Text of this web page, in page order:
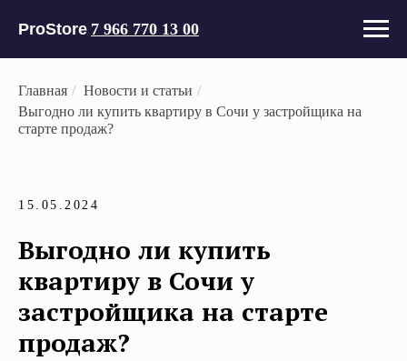
ProStore 7 966 770 13 00
Главная / Новости и статьи /
Выгодно ли купить квартиру в Сочи у застройщика на
старте продаж?
15.05.2024
Выгодно ли купить
квартиру в Сочи у
застройщика на старте
продаж?